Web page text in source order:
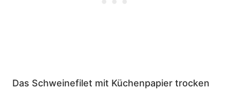
Das Schweinefilet mit Küchenpapier trocken